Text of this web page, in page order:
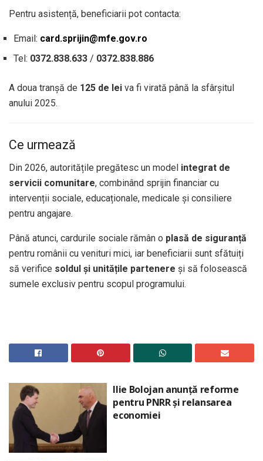
Pentru asistență, beneficiarii pot contacta:
Email: card.sprijin@mfe.gov.ro
Tel: 0372.838.633 / 0372.838.886
A doua tranșă de 125 de lei va fi virată până la sfârșitul
anului 2025.
Ce urmează
Din 2026, autoritățile pregătesc un model integrat de
servicii comunitare, combinând sprijin financiar cu
intervenții sociale, educaționale, medicale și consiliere
pentru angajare.
Până atunci, cardurile sociale rămân o plasă de siguranță
pentru românii cu venituri mici, iar beneficiarii sunt sfătuiți
să verifice soldul și unitățile partenere și să folosească
sumele exclusiv pentru scopul programului.
Ilie Bolojan anunță reforme
pentru PNRR și relansarea
economiei